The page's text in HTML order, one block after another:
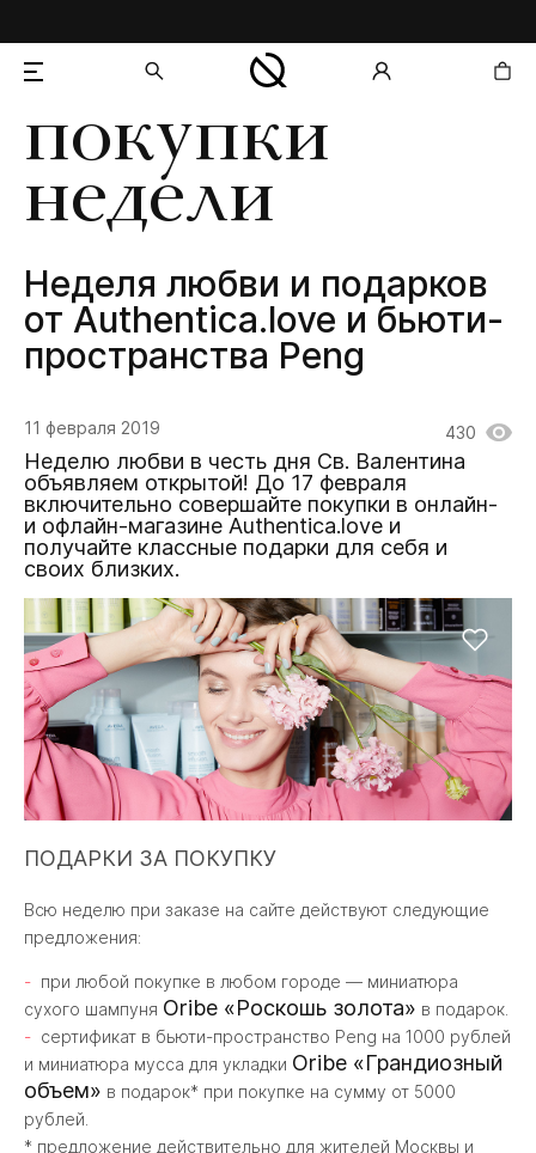
добавлен в корзину
покупки
недели
Неделя любви и подарков
от Authentica.love и бьюти-
пространства Peng
11 февраля 2019 430
Неделю любви в честь дня Св. Валентина
объявляем открытой! До 17 февраля
включительно совершайте покупки в онлайн-
и офлайн-магазине Authentica.love и
получайте классные подарки для себя и
своих близких.
ПОДАРКИ ЗА ПОКУПКУ
Всю неделю при заказе на сайте действуют следующие
предложения:
при любой покупке в любом городе — миниатюра
сухого шампуня Oribe «Роскошь золота» в подарок.
сертификат в бьюти-пространство Peng на 1000 рублей
и миниатюра мусса для укладки Oribe «Грандиозный
объем» в подарок* при покупке на сумму от 5000
рублей.
* предложение действительно для жителей Москвы и